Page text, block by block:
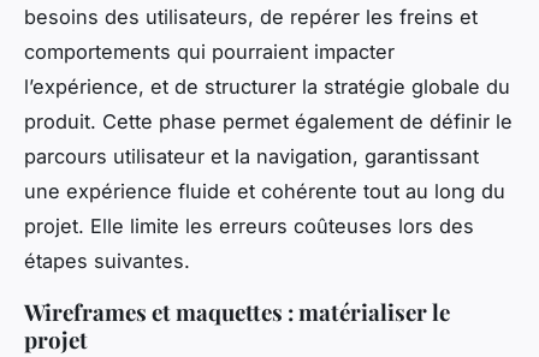
besoins des utilisateurs, de repérer les freins et
comportements qui pourraient impacter
l’expérience, et de structurer la stratégie globale du
produit. Cette phase permet également de définir le
parcours utilisateur et la navigation, garantissant
une expérience fluide et cohérente tout au long du
projet. Elle limite les erreurs coûteuses lors des
étapes suivantes.
Wireframes et maquettes : matérialiser le
projet